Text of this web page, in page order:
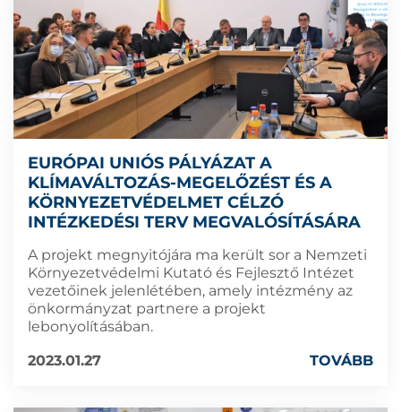
EURÓPAI UNIÓS PÁLYÁZAT A
KLÍMAVÁLTOZÁS-MEGELŐZÉST ÉS A
KÖRNYEZETVÉDELMET CÉLZÓ
INTÉZKEDÉSI TERV MEGVALÓSÍTÁSÁRA
A projekt megnyitójára ma került sor a Nemzeti
Környezetvédelmi Kutató és Fejlesztő Intézet
vezetőinek jelenlétében, amely intézmény az
önkormányzat partnere a projekt
lebonyolításában.
2023.01.27
TOVÁBB